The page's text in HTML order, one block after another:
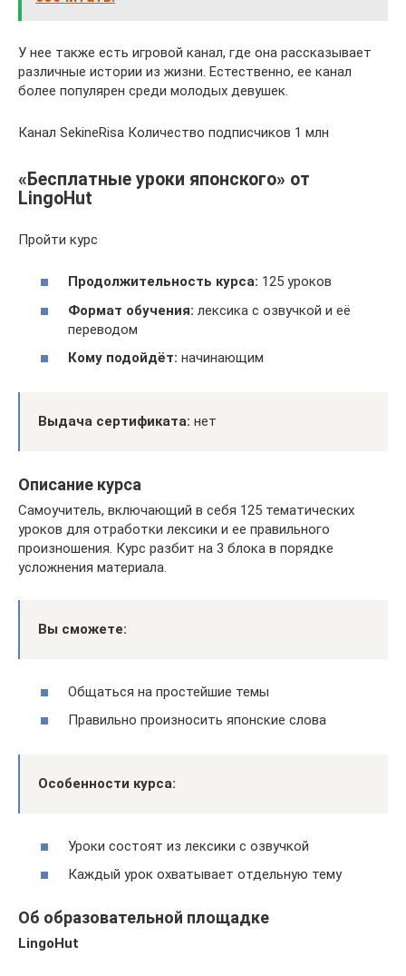
У нее также есть игровой канал, где она рассказывает
различные истории из жизни. Естественно, ее канал
более популярен среди молодых девушек.
Канал SekineRisa Количество подписчиков 1 млн
«Бесплатные уроки японского» от
LingoHut
Пройти курс
Продолжительность курса: 125 уроков
Формат обучения: лексика с озвучкой и её
переводом
Кому подойдёт: начинающим
Выдача сертификата: нет
Описание курса
Самоучитель, включающий в себя 125 тематических
уроков для отработки лексики и ее правильного
произношения. Курс разбит на 3 блока в порядке
усложнения материала.
Вы сможете:
Общаться на простейшие темы
Правильно произносить японские слова
Особенности курса:
Уроки состоят из лексики с озвучкой
Каждый урок охватывает отдельную тему
Об образовательной площадке
LingoHut